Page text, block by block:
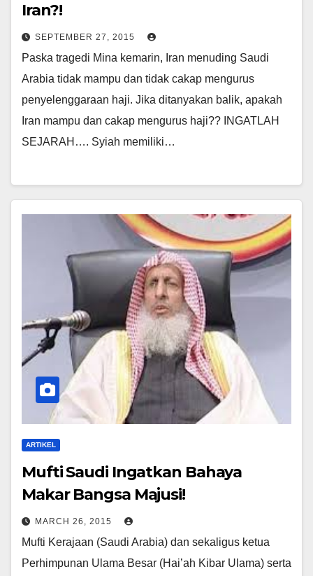
Iran?!
SEPTEMBER 27, 2015
Paska tragedi Mina kemarin, Iran menuding Saudi
Arabia tidak mampu dan tidak cakap mengurus
penyelenggaraan haji. Jika ditanyakan balik, apakah
Iran mampu dan cakap mengurus haji?? INGATLAH
SEJARAH…. Syiah memiliki…
ARTIKEL
Mufti Saudi Ingatkan Bahaya
Makar Bangsa Majusi!
MARCH 26, 2015
Mufti Kerajaan (Saudi Arabia) dan sekaligus ketua
Perhimpunan Ulama Besar (Hai’ah Kibar Ulama) serta